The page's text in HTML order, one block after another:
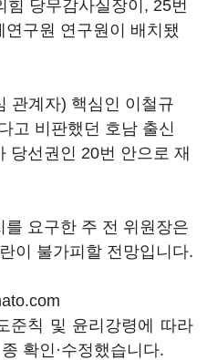
힘 당무감사실장이, 25번
구원 연구원이 배치됐
관계자) 핵심인 이철규
고 비판했던 호남 출신
당선권인 20번 안으로 재
요구한 주 전 위원장은
이 불가피할 전망입니다.
준칙 및 윤리강령에 따라
확인·수정했습니다.